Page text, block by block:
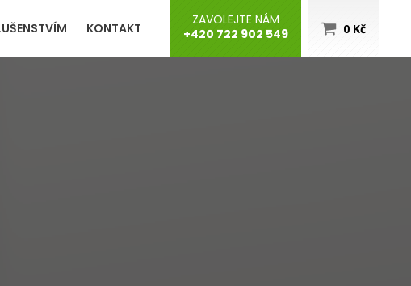
KONTAKT
ZAVOLEJTE NÁM
+420 722 902 549
0 Kč